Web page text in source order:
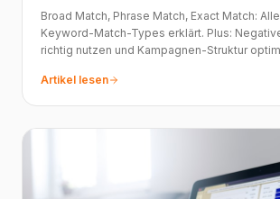
Broad Match, Phrase Match, Exact Match:
Keyword-Match-Types erklärt. Plus:
richtig nutzen und Kampagnen-Struktur
Artikel lesen